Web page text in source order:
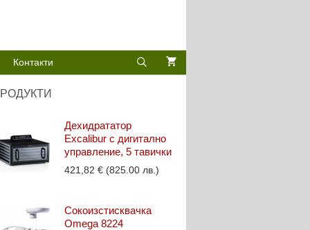
Контакти
Дехидрататор
Excalibur с дигитално
управление, 5 тавички
421,82 € (825.00 лв.)
Сокоизстисквачка
Omega 8224